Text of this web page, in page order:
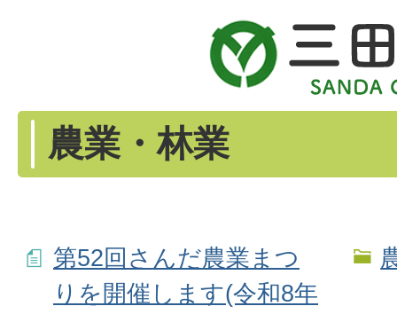
農業・林業
第52回さんだ農業まつ
りを開催します(令和8年